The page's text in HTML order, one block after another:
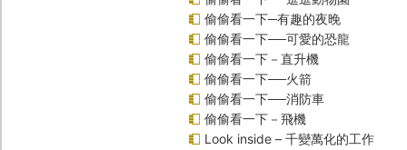
偷偷看一下─有趣的夜晚
偷偷看一下──可愛的恐龍
偷偷看一下－直升機
偷偷看一下──火箭
偷偷看一下──消防車
偷偷看一下－飛機
Look inside – 千變萬化的工作